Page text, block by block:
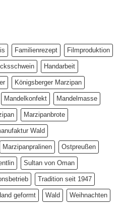
Familienrezept Filmproduktion
Handarbeit
Königsberger Marzipan
Mandelkonfekt Mandelmasse
Marzipanbrote
Wald
Marzipanpralinen Ostpreußen
Sul­tan von Oman
Tradition seit 1947
ge­formt Wald Weihnachten